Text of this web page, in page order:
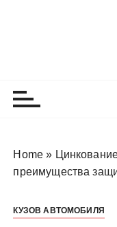
Home »
преимущества
КУЗОВ АВТОМОБИЛЯ